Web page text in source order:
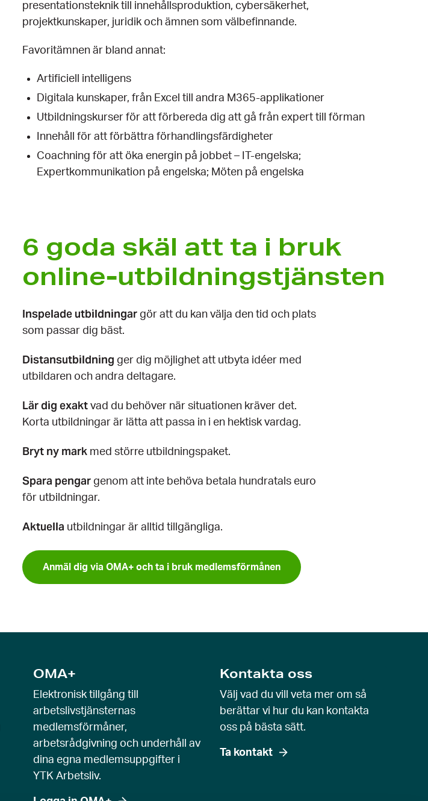
presentationsteknik till innehållsproduktion, cybersäkerhet,
projektkunskaper, juridik och ämnen som välbefinnande.
Favoritämnen är bland annat:
Artificiell intelligens
Digitala kunskaper, från Excel till andra M365-applikationer
Utbildningskurser för att förbereda dig att gå från expert till förman
Innehåll för att förbättra förhandlingsfärdigheter
Coachning för att öka energin på jobbet – IT-engelska;
Expertkommunikation på engelska; Möten på engelska
6 goda skäl att ta i bruk
online-utbildningstjänsten
Inspelade utbildningargör att du kan välja den tid och plats
som passar dig bäst.
Distansutbildning ger dig möjlighet att utbyta idéer med
utbildaren och andra deltagare.
Lär dig exaktvad du behöver när situationen kräver det.
Korta utbildningar är lätta att passa in i en hektisk vardag.
Bryt ny markmed större utbildningspaket.
Spara pengargenom att inte behöva betala hundratals euro
för utbildningar.
Aktuella utbildningar är alltid tillgängliga.
Anmäl dig via OMA+ och ta i bruk medlemsförmånen
OMA+
Elektronisk tillgång till
arbetslivstjänsternas
medlemsförmåner,
arbetsrådgivning och underhåll av
dina egna medlemsuppgifter i
YTK Arbetsliv.
Kontakta oss
Välj vad du vill veta mer om så
berättar vi hur du kan kontakta
oss på bästa sätt.
Ta kontakt